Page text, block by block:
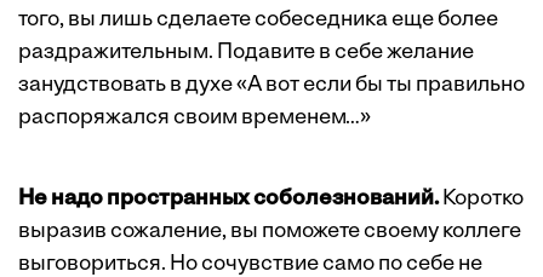
того, вы лишь сделаете собеседника еще более
раздражительным. Подавите в себе желание
занудствовать в духе «А вот если бы ты правильно
распоряжался своим временем…»
Не надо пространных соболезнований.Коротко
выразив сожаление, вы поможете своему коллеге
выговориться. Но сочувствие само по себе не